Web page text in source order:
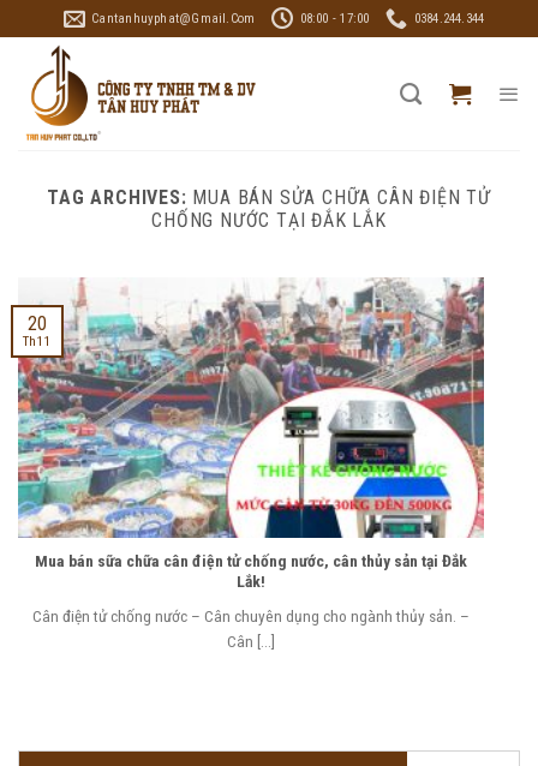
to
content
Cantanhuyphat@gmail.com 08:00 - 17:00 0384.244.344
TAG ARCHIVES: MUA BÁN SỬA CHỮA CÂN ĐIỆN TỬ
CHỐNG NƯỚC TẠI ĐẮK LẮK
Mua bán sữa chữa cân điện tử chống nước, cân thủy sản tại Đắk
Lắk!
Cân điện tử chống nước – Cân chuyên dụng cho ngành thủy sản. –
Cân [...]
20
Th11